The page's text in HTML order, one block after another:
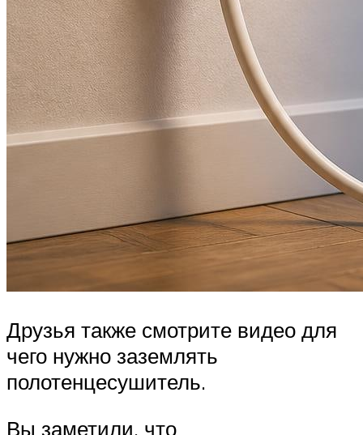
Друзья также смотрите видео для
чего нужно заземлять
полотенцесушитель.
Вы заметили, что